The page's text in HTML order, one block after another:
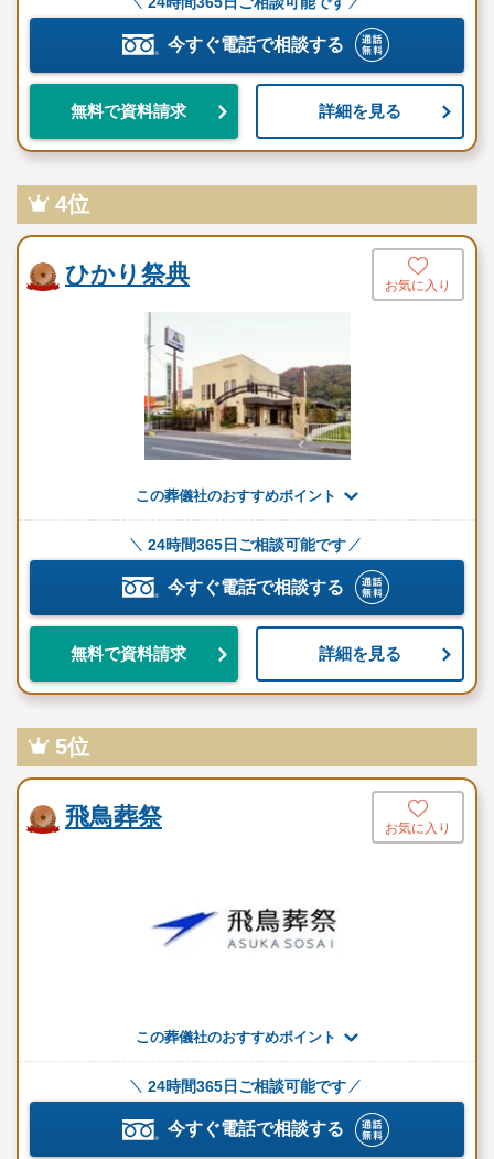
動する費用は、人数と内容に応じて別料金がかかります。
ご希望やご予算に合わせた適正価格を見積るためには、人数・場
所（式場、火葬場）・宗教形式などを葬儀社と擦り合わせること
が必須ですので、遠慮なくお電話でお問合せください。
吉祥はぶりのこだわり
吉祥はぶりは、葬儀を「人生の総仕上げ」と捉え、形式よりも故
人と遺族の想いを重視したオーダーメイド葬儀を提供していま
下請けを使わず、担当者が最初から最後まで寄り添うことで信頼
と安心の葬儀を実現しています。
会館を持たない柔軟な体制により、費用と心の負担を軽減し、唯
一無二の「その人らしい葬儀」を創り出しています。
吉祥はぶりの理念とメッセージ
葬儀という行為に、正解はありません。
しかし、そこにある“想い”には嘘がつけません。
吉祥はぶりの理念は「お客様が考える以上に、お客様のことを考
える」ことです。
葬儀という一度きりの儀式に対して、業務としてではなく“心の仕
事”として向き合っています。
価格や見た目以上に、残された家族が「よかった」と思えるかど
うかを最も大切にしており、“どのように送るか”よりも、“その人
らしさをどう表すか”に全力を注ぎます。
を込めて創り上げていきます。
それは、送る人にとってもまた、新たな一歩となるような“癒しの
葬儀はただ形式的に執り行う儀式ではなく、故人の人生を丁寧に
紐解き、遺族の想いを深く反映させるべき時間です。
今すぐ電話で相談する
無料で資料請求 詳細を見る
4位
ひかり祭典 お気に入り
この葬儀社のおすすめポイント
24時間365日ご相談可能です
今すぐ電話で相談する
無料で資料請求 詳細を見る
5位
飛鳥葬祭 お気に入り
この葬儀社のおすすめポイント
24時間365日ご相談可能です
今すぐ電話で相談する